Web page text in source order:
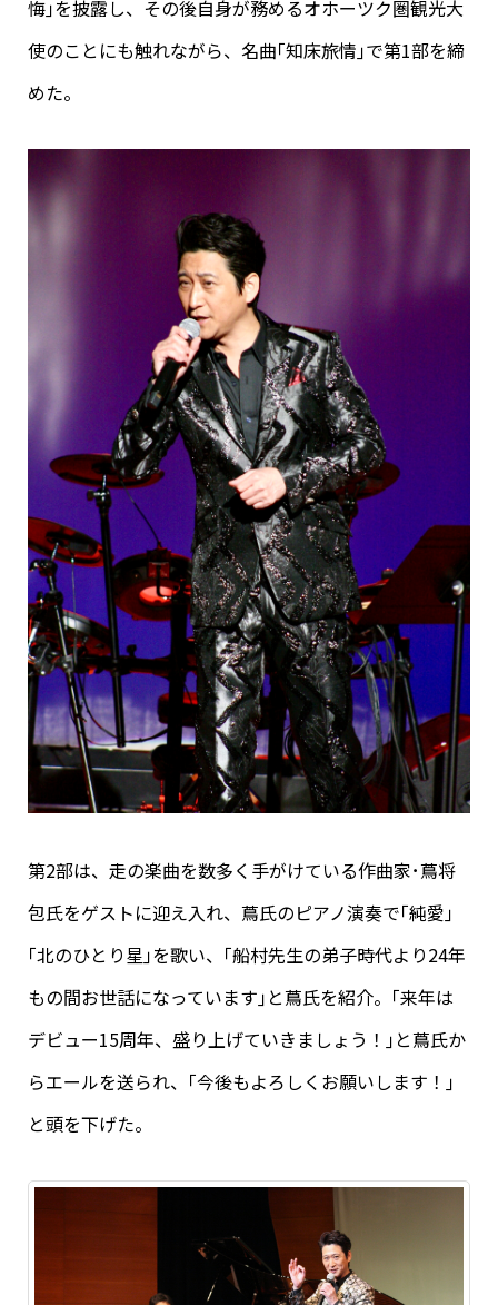
悔｣を披露し、その後自身が務めるオホーツク圏観光大
使のことにも触れながら、名曲｢知床旅情｣で第1部を締
めた。
第2部は、走の楽曲を数多く手がけている作曲家･蔦将
包氏をゲストに迎え入れ、蔦氏のピアノ演奏で｢純愛｣
｢北のひとり星｣を歌い、｢船村先生の弟子時代より24年
もの間お世話になっています｣と蔦氏を紹介。｢来年は
デビュー15周年、盛り上げていきましょう！｣と蔦氏か
らエールを送られ、｢今後もよろしくお願いします！｣
と頭を下げた。